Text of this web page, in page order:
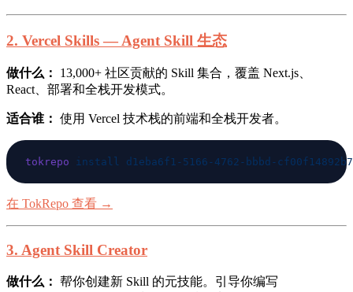
2. Vercel Skills — Agent Skill 生态
做什么：
13,000+ 社区贡献的 Skill 集合，覆盖 Next.js、
React、部署和全栈开发模式。
适合谁： 使用 Vercel 技术栈的前端和全栈开发者。
tokrepo install
在 TokRepo 查看 →
3. Agent Skill Creator
做什么： 帮你创建新 Skill 的元技能。引导你编写